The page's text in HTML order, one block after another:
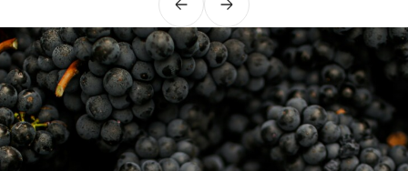
PrécédentSuivant